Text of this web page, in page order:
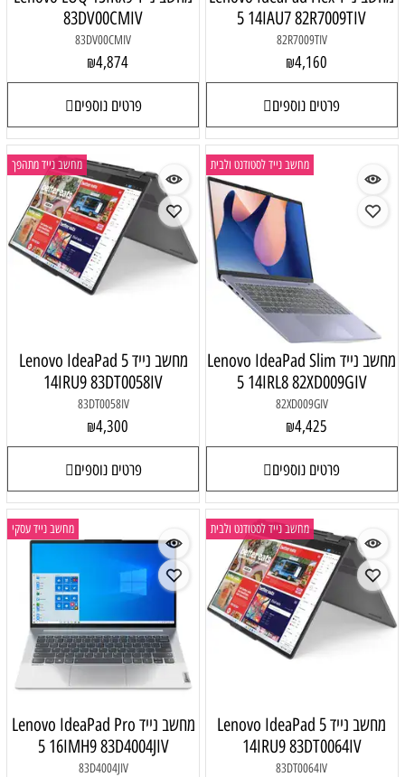
5 14IAU7 82R7009TIV
82R7009TIV
₪4,160
פרטים נוספים
83DV00CMIV
83DV00CMIV
₪4,874
פרטים נוספים
מחשב נייד לסטודנט ולבית
מחשב נייד Lenovo IdeaPad Slim
5 14IRL8 82XD009GIV
82XD009GIV
₪4,425
פרטים נוספים
מחשב נייד מתהפך
מחשב נייד Lenovo IdeaPad 5
14IRU9 83DT0058IV
83DT0058IV
₪4,300
פרטים נוספים
מחשב נייד לסטודנט ולבית
מחשב נייד Lenovo IdeaPad 5
14IRU9 83DT0064IV
83DT0064IV
מחשב נייד עסקי
מחשב נייד Lenovo IdeaPad Pro
5 16IMH9 83D4004JIV
83D4004JIV